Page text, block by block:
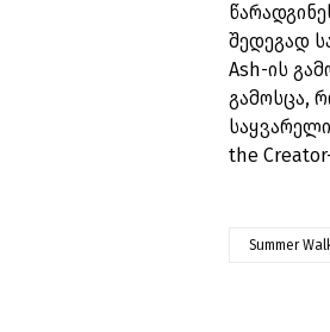
შედეგად
Ash-ის
გამოსცა,
the
Summer